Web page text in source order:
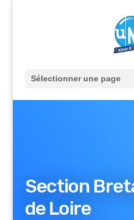
Sélectionner une page
Section
de Loire